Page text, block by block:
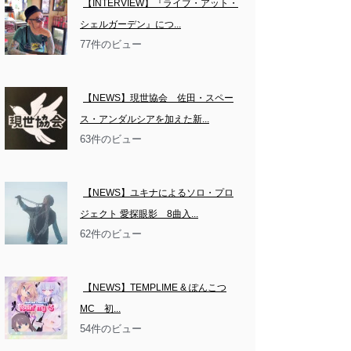
【INTERVIEW】『ライブ・アット・
シェルガーデン』につ...
77件のビュー
【NEWS】現世協会　佐田・スペー
ス・アンダルシアを加えた新...
63件のビュー
【NEWS】ユキナによるソロ・プロ
ジェクト 愛探眼影　8曲入...
62件のビュー
【NEWS】TEMPLIME & ぽんこつ
MC　初...
54件のビュー